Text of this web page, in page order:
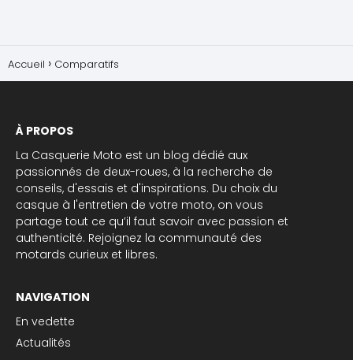
Accueil Comparatifs
À PROPOS
La Casquerie Moto est un blog dédié aux
passionnés de deux-roues, à la recherche de
conseils, d'essais et d'inspirations. Du choix du
casque à l'entretien de votre moto, on vous
partage tout ce qu’il faut savoir avec passion et
authenticité. Rejoignez la communauté des
motards curieux et libres.
NAVIGATION
En vedette
Actualités